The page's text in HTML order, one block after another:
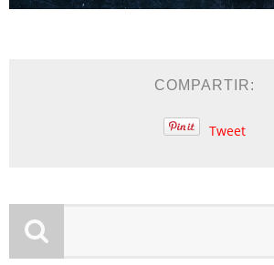
COMPARTIR:
Tweet